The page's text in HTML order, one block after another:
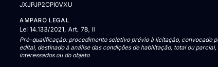
JXJPJP2CPI0VXU
AMPARO LEGAL
Lei 14.133/2021, Art. 78, II
Pré-qualificação: procedimento seletivo prévio à licitação, convocado
edital, destinado à análise das condições de habilitação, total ou parcial,
interessados ou do objeto